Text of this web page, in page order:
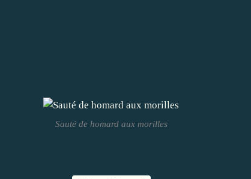
Sauté de homard aux morilles